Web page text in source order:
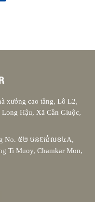
xưởng cao tầng, Lô L2,
Hậu, Xã Cần Giuộc,
No. ៥២ បនƐប់េលខ៤A,
Ti Muoy, Chamkar Mon,